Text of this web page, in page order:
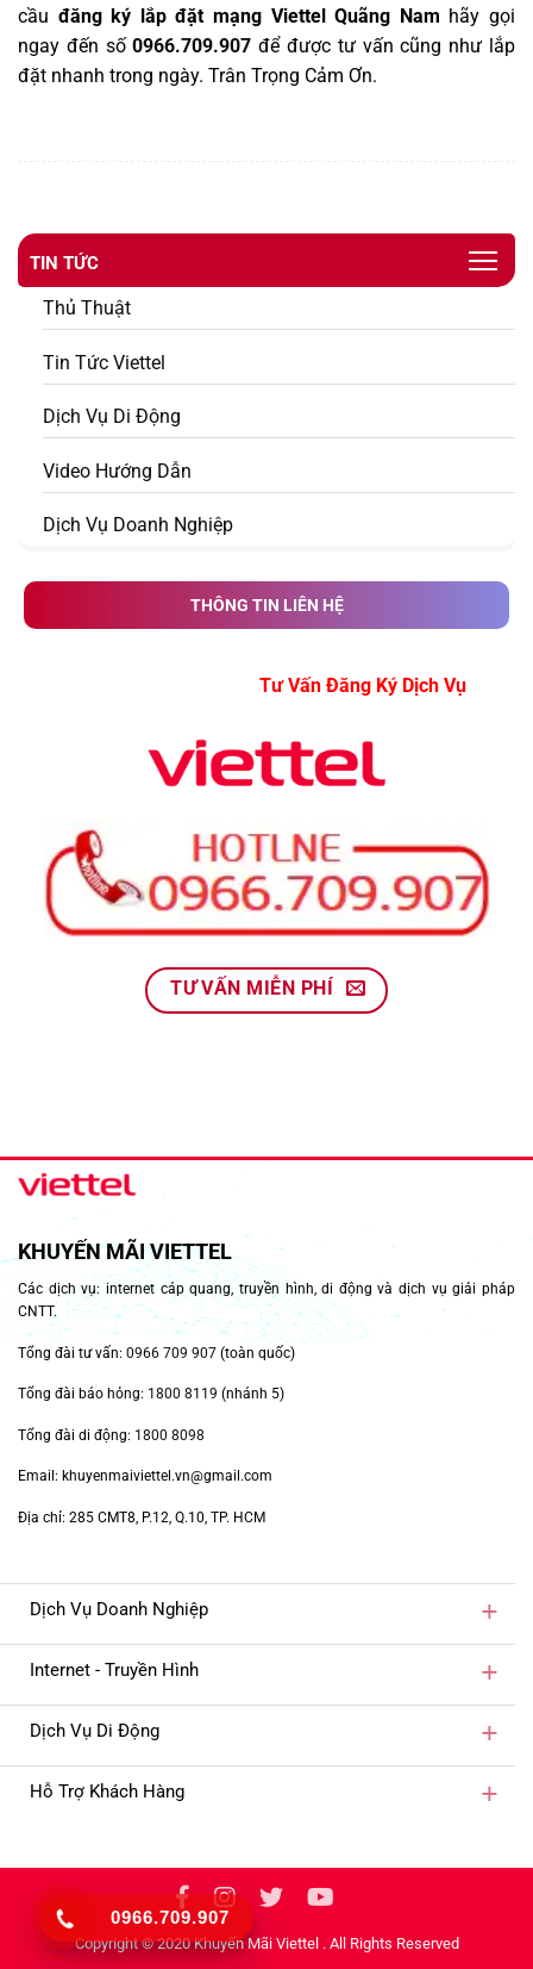
TIN TỨC
Thủ Thuật
Tin Tức Viettel
Dịch Vụ Di Động
Video Hướng Dẫn
Dịch Vụ Doanh Nghiệp
THÔNG TIN LIÊN HỆ
Tư Vấn Đăng Ký Dịch Vụ
TƯ VẤN MIỄN PHÍ
cầu đăng ký lắp đặt mạng Viettel Quãng Nam hãy gọi
ngay đến số0966.709.907 để được tư vấn cũng như lắp
đặt nhanh trong ngày. Trân Trọng Cảm Ơn.
KHUYẾN MÃI VIETTEL
Các dịch vụ: internet cáp quang, truyền hình, di động và dịch vụ giải pháp
CNTT.
Tổng đài tư vấn: 0966 709 907 (toàn quốc)
Tổng đài báo hỏng: 1800 8119 (nhánh 5)
Tổng đài di động: 1800 8098
Email: khuyenmaiviettel.vn@gmail.com
Địa chỉ: 285 CMT8, P.12, Q.10, TP. HCM
Dịch Vụ Doanh Nghiệp
Internet - Truyền Hình
Dịch Vụ Di Động
Hỗ Trợ Khách Hàng
Copyright © 2020 Khuyến Mãi Viettel . All Rights Reserved
0966.709.907